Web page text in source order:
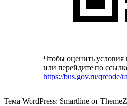
Чтобы оценить условия
или перейдите по
https://bus.gov.ru/qrcode/
Тема WordPress: Smartline от